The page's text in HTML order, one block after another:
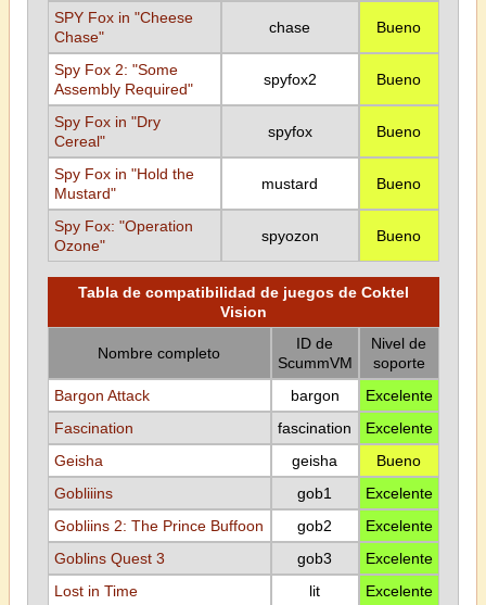
SPY Fox in "Cheese
Chase"
chase Bueno
Spy Fox 2: "Some
Assembly Required"
spyfox2 Bueno
Spy Fox in "Dry
Cereal"
spyfox Bueno
Spy Fox in "Hold the
Mustard"
mustard Bueno
Spy Fox: "Operation
Ozone"
spyozon Bueno
Tabla de compatibilidad de juegos de Coktel
Vision
Nombre completo
ID de
ScummVM
Nivel de
soporte
Bargon Attack
bargon
Excelente
Fascination
fascination
Excelente
Geisha
geisha
Bueno
Gobliiins
gob1
Excelente
Gobliins 2: The Prince Buffoon
gob2
Excelente
Goblins Quest 3
gob3
Excelente
Lost in Time
lit
Excelente